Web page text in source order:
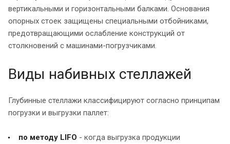
вертикальными и горизонтальными балками. Основания
опорных стоек защищены специальными отбойниками,
предотвращающими ослабление конструкций от
столкновений с машинами-погрузчиками.
Виды набивных стеллажей
Глубинные стеллажи классифицируют согласно принципам
погрузки и выгрузки паллет:
по методу LIFO - когда выгрузка продукции